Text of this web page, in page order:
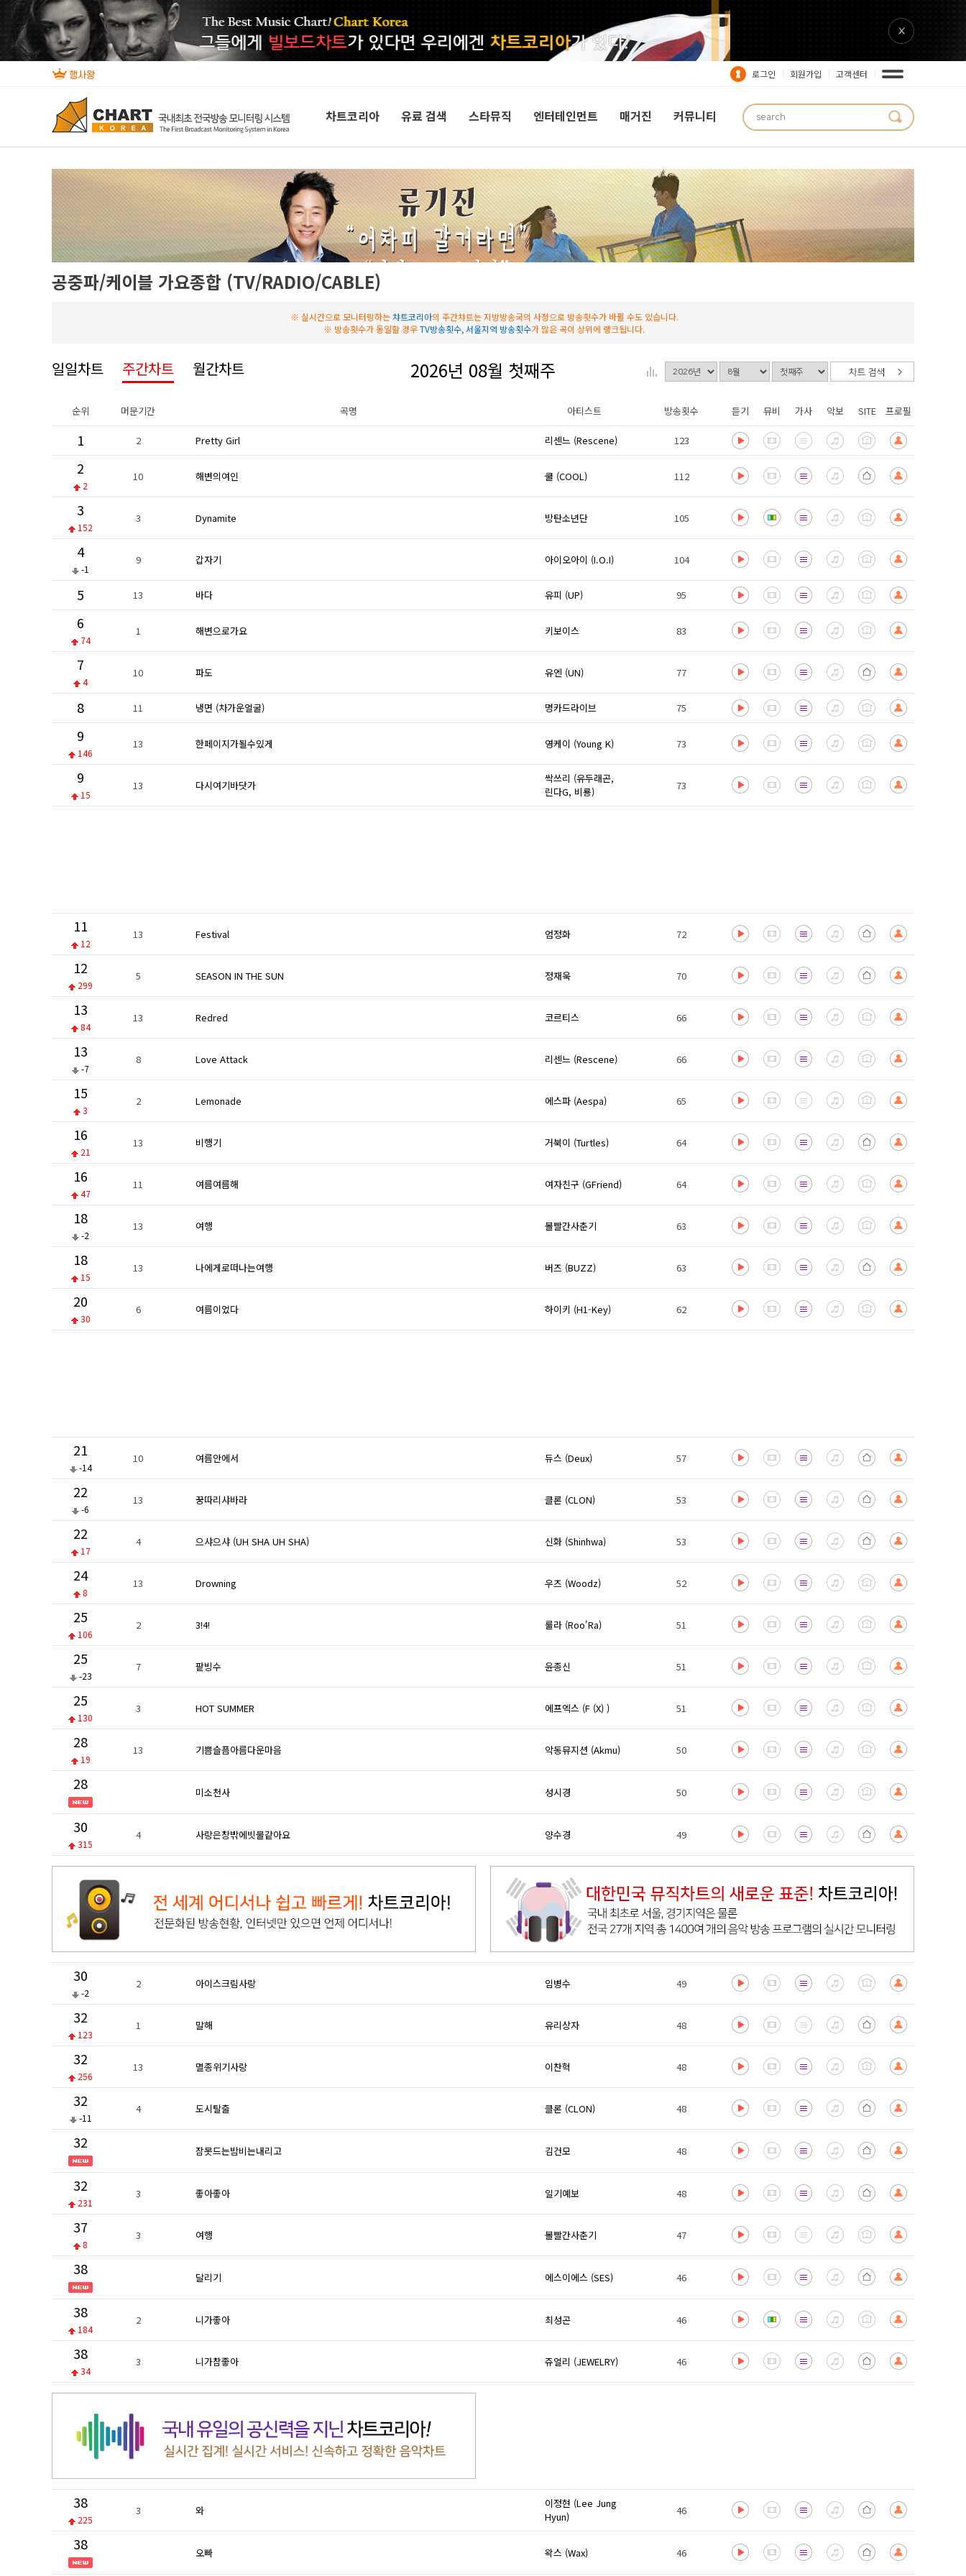
로그인 회원가입 고객센터
차트코리아 유료 검색 스타뮤직 엔터테인먼트 매거진 커뮤니티
공중파/케이블 가요종합 (TV/RADIO/CABLE)
※ 실시간으로 모니터링하는챠트코리아의 주간챠트는 지방방송국의 사정으로 방송횟수가 바뀔 수도 있습니다.
※ 방송횟수가 동일할 경우TV방송횟수, 서울지역 방송횟수가 많은 곡이 상위에 랭크됩니다.
2026년 08월 첫째주
일일차트 주간차트 월간차트
순위 머문기간 곡명 아티스트 방송횟수 듣기 뮤비 가사 악보 SITE 프로필
1 2 Pretty Girl 리센느 (Rescene) 123
2
2
10 해변의여인 쿨 (COOL) 112
3
152
3 Dynamite 방탄소년단 105
4
-1
9 갑자기 아이오아이 (I.O.I) 104
5 13 바다 유피 (UP) 95
6
74
1 해변으로가요 키보이스 83
7
4
10 파도 유엔 (UN) 77
8 11 냉면 (차가운얼굴) 명카드라이브 75
9
146
13 한페이지가될수있게 영케이 (Young K) 73
9
15
13 다시여기바닷가
싹쓰리 (유두래곤,
린다G, 비룡)
73
11
12
13 Festival 엄정화 72
12
299
5 SEASON IN THE SUN 정재욱 70
13
84
13 Redred 코르티스 66
13
-7
8 Love Attack 리센느 (Rescene) 66
15
3
2 Lemonade 에스파 (Aespa) 65
16
21
13 비행기 거북이 (Turtles) 64
16
47
11 여름여름해 여자친구 (GFriend) 64
18
-2
13 여행 볼빨간사춘기 63
18
15
13 나에게로떠나는여행 버즈 (BUZZ) 63
20
30
6 여름이었다 하이키 (H1-Key) 62
21
-14
10 여름안에서 듀스 (Deux) 57
22
-6
13 꿍따리샤바라 클론 (CLON) 53
22
17
4 으샤으샤 (UH SHA UH SHA) 신화 (Shinhwa) 53
24
8
13 Drowning 우즈 (Woodz) 52
25
106
2 3!4! 룰라 (Roo'Ra) 51
25
-23
7 팥빙수 윤종신 51
25
130
3 HOT SUMMER 에프엑스 (F (X) ) 51
28
19
13 기쁨슬픔아름다운마음 악동뮤지션 (Akmu) 50
28 미소천사 성시경 50
30
315
4 사랑은창밖에빗물같아요 양수경 49
30
-2
2 아이스크림사랑 임병수 49
32
123
1 말해 유리상자 48
32
256
13 멸종위기사랑 이찬혁 48
32
-11
4 도시탈출 클론 (CLON) 48
32 잠못드는밤비는내리고 김건모 48
32
231
3 좋아좋아 일기예보 48
37
8
3 여행 볼빨간사춘기 47
38 달리기 에스이에스 (SES) 46
38
184
2 니가좋아 최성곤 46
38
34
3 니가참좋아 쥬얼리 (JEWELRY) 46
38
225
3 와
이정현 (Lee Jung
Hyun)
46
38 오빠 왁스 (Wax) 46